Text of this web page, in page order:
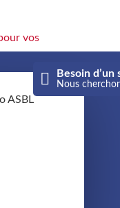
Besoin d’un
Nous